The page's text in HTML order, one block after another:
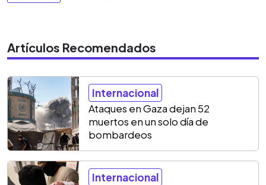
Artículos Recomendados
Internacional
Ataques en Gaza dejan 52
muertos en un solo día de
bombardeos
Internacional